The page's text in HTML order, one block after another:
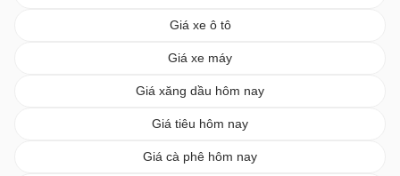
Giá xe ô tô
Giá xe máy
Giá xăng dầu hôm nay
Giá tiêu hôm nay
Giá cà phê hôm nay